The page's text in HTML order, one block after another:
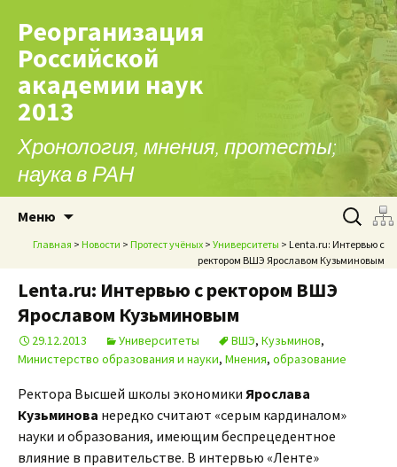
Реорганизация
Российской
академии наук
2013
Хронология, мнения, протесты;
наука в РАН
Меню Найти:
Главная > Новости > Протест учёных > Университеты > Lenta.ru: Интервью с
ректором ВШЭ Ярославом Кузьминовым
Lenta.ru: Интервью с ректором ВШЭ
Ярославом Кузьминовым
29.12.2013 Университеты ВШЭ, Кузьминов,
Министерство образования и науки, Мнения, образование
Ректора Высшей школы экономики Ярослава
Кузьминова нередко считают «серым кардиналом»
науки и образования, имеющим беспрецедентное
влияние в правительстве. В интервью «Ленте»